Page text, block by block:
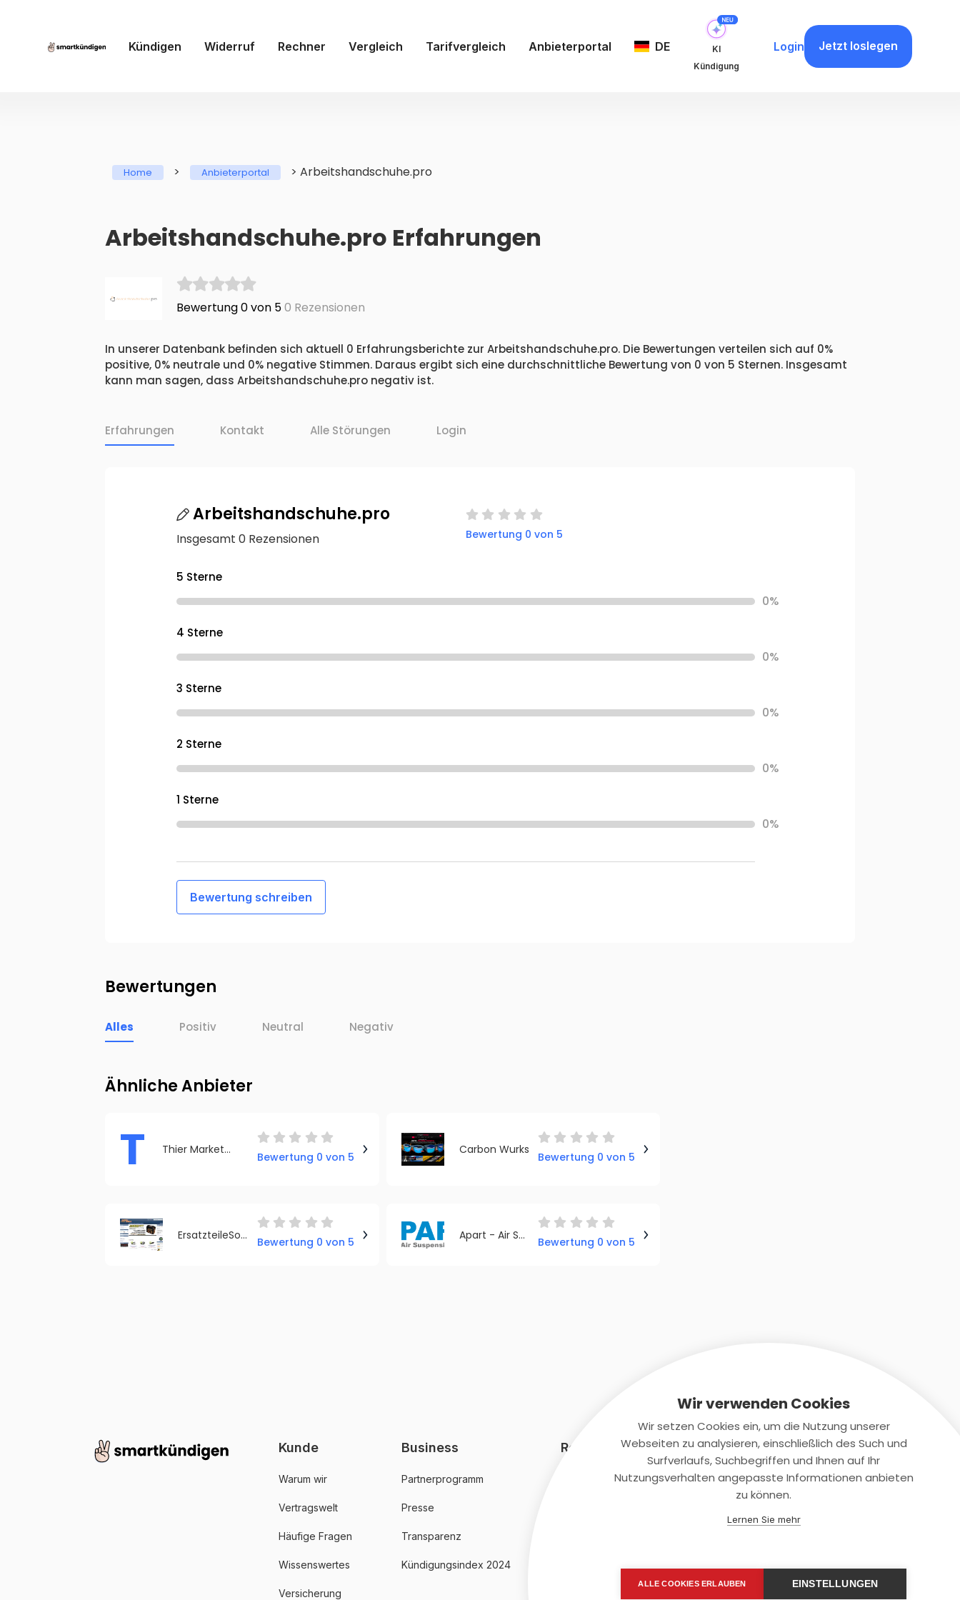
Kündigen Widerruf Rechner Vergleich Tarifvergleich Anbieterportal DE
KI
Kündigung
Login Jetzt loslegen
Home > Anbieterportal > Arbeitshandschuhe.pro
Arbeitshandschuhe.pro Erfahrungen
Bewertung 0 von 50 Rezensionen
In unserer Datenbank befinden sich aktuell 0 Erfahrungsberichte zur Arbeitshandschuhe.pro. Die Bewertungen verteilen sich auf 0%
positive, 0% neutrale und 0% negative Stimmen. Daraus ergibt sich eine durchschnittliche Bewertung von 0 von 5 Sternen. Insgesamt
kann man sagen, dass Arbeitshandschuhe.pro negativ ist.
Erfahrungen Kontakt Alle Störungen Login
Arbeitshandschuhe.pro
Insgesamt 0 Rezensionen Bewertung 0 von 5
5 Sterne
0%
4 Sterne
0%
3 Sterne
0%
2 Sterne
0%
1 Sterne
0%
Bewertung schreiben
Bewertungen
Alles Positiv Neutral Negativ
Ähnliche Anbieter
T Thier Marketing
Bewertung 0 von 5
Carbon Wurks
Bewertung 0 von 5
ErsatzteileSofort.de
Bewertung 0 von 5
Apart - Air Suspension Parts
Bewertung 0 von 5
Kunde
Warum wir
Vertragswelt
Häufige Fragen
Wissenswertes
Versicherung
Business
Partnerprogramm
Presse
Transparenz
Kündigungsindex 2024
Rechtliches Kontaktiere uns
+(49)2131/708-4280
Wir verwenden Cookies
Wir setzen Cookies ein, um die Nutzung unserer
Webseiten zu analysieren, einschließlich des Such und
Surfverlaufs, Suchbegriffen und Ihnen auf Ihr
Nutzungsverhalten angepasste Informationen anbieten
zu können.
Lernen Sie mehr
ALLE COOKIES ERLAUBEN EINSTELLUNGEN